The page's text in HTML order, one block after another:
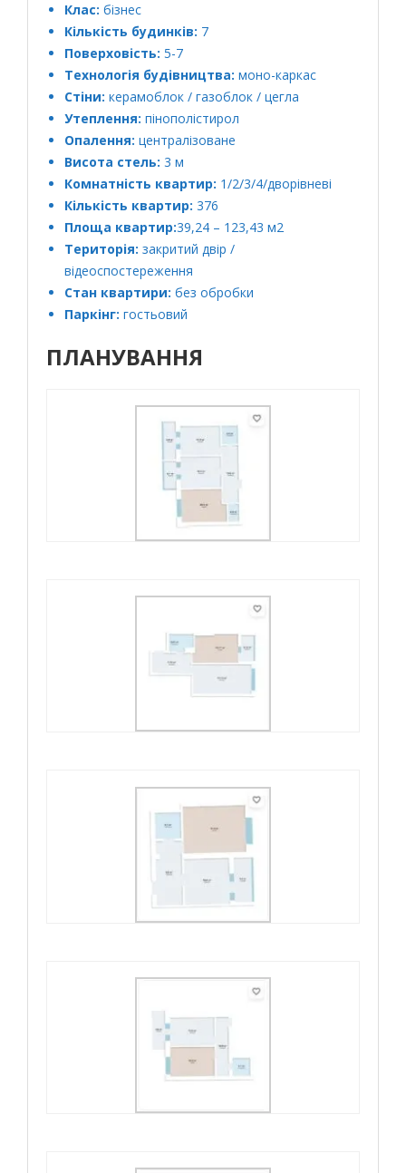
Клас: бізнес
Кількість будинків: 7
Поверховість: 5-7
Технологія будівництва: моно-каркас
Стіни: керамоблок / газоблок / цегла
Утеплення: пінополістирол
Опалення: централізоване
Висота стель: 3 м
Комнатність квартир: 1/2/3/4/дворівневі
Кількість квартир: 376
Площа квартир:39,24 – 123,43 м2
Територія: закритий двір /
відеоспостереження
Стан квартири: без обробки
Паркінг: гостьовий
ПЛАНУВАННЯ